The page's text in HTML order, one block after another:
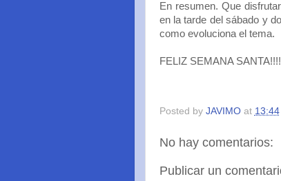
En resumen. Que
en la tarde del sábado y
como evoluciona el tema.
FELIZ SEMANA
Posted by JAVIMO at 13:44
No hay comentarios:
Publicar un